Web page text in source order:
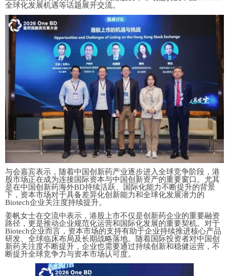
全球化发展机遇等话题展开交流。
与会嘉宾表示，随着中国创新药产业逐步进入全球竞争阶段，港
股市场正在成为连接国际资本与中国创新资产的重要窗口。尤其
是在中国创新药海外BD持续活跃、国际化能力不断提升的背景
下，资本市场对于具备差异化创新能力和全球化发展潜力的
Biotech企业关注度持续提升。
姜帆女士在交流中表示，港股上市不仅是创新药企业的重要融资
路径，更是推动企业规范化运营和国际化发展的重要契机。对于
Biotech企业而言，资本市场的支持有助于企业持续推进核心产品
研发、全球临床布局及长期战略落地。随着国际投资者对中国创
新药关注度不断提升，企业也需要通过持续创新和稳健运营，不
断提升全球竞争力与资本市场认可度。